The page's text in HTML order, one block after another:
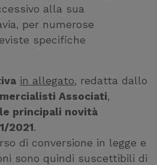
alla sua
per numerose
specifiche
in allegato, redatta dallo
Associati,
le principali novità
2021.
di conversione in legge e
sono quindi suscettibili di